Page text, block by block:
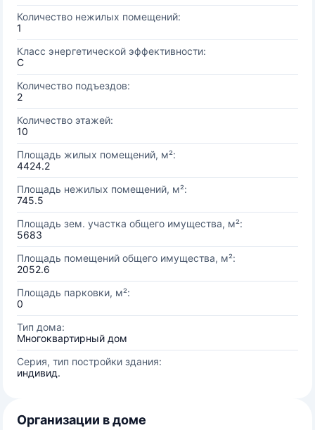
Количество нежилых помещений:
1
Класс энергетической эффективности:
C
Количество подъездов:
2
Количество этажей:
10
Площадь жилых помещений, м²:
4424.2
Площадь нежилых помещений, м²:
745.5
Площадь зем. участка общего имущества, м²:
5683
Площадь помещений общего имущества, м²:
2052.6
Площадь парковки, м²:
0
Тип дома:
Многоквартирный дом
Серия, тип постройки здания:
индивид.
Организации в доме